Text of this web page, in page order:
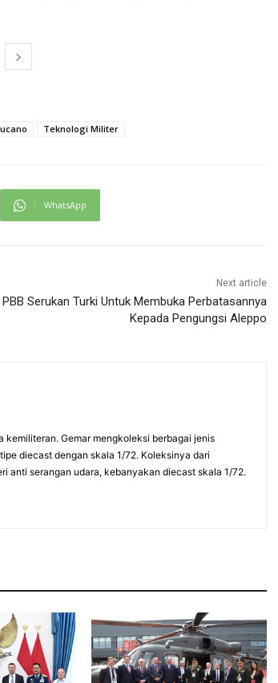
Teknologi Militer
WhatsApp
Next article
PBB Serukan Turki Untuk Membuka Perbatasannya
Kepada Pengungsi Aleppo
Gemar mengkoleksi berbagai jenis
diecast dengan skala 1/72. Koleksinya dari
anti serangan udara, kebanyakan diecast skala 1/72.